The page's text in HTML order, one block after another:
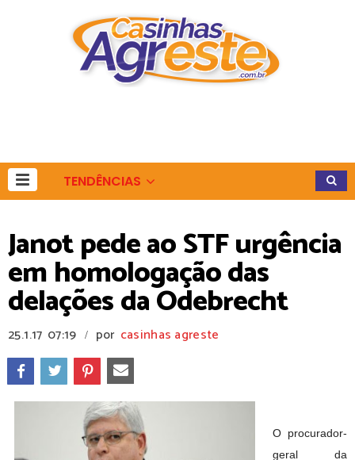
TENDÊNCIAS
Janot pede ao STF urgência
em homologação das
delações da Odebrecht
25.1.17 07:19 / por casinhas agreste
O procurador-
geral da